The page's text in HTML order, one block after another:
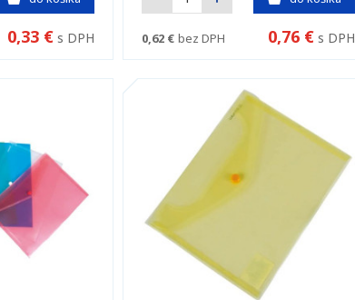
0,33 € s DPH 0,62 € bez DPH 0,76 € s DPH